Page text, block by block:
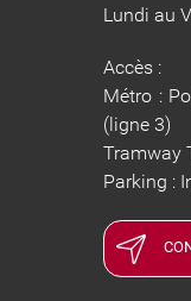
Lundi au
Accès :
Métro :
(ligne 3)
Tramway
​​​​​​​Parking :